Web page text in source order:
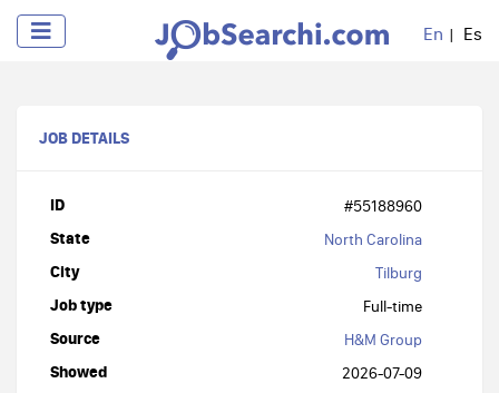
En Es
JOB DETAILS
ID #55188960
State North Carolina
City Tilburg
Job type Full-time
Source H&M Group
Showed 2026-07-09